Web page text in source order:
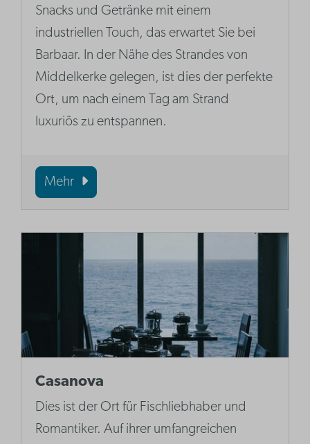
Snacks und Getränke mit einem
industriellen Touch, das erwartet Sie bei
Barbaar. In der Nähe des Strandes von
Middelkerke gelegen, ist dies der perfekte
Ort, um nach einem Tag am Strand
luxuriös zu entspannen.
Mehr
Casanova
Dies ist der Ort für Fischliebhaber und
Romantiker. Auf ihrer umfangreichen